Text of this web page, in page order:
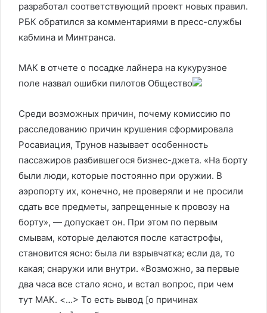
разработал соответствующий проект новых правил.
РБК обратился за комментариями в пресс-службы
кабмина и Минтранса.
МАК в отчете о посадке лайнера на кукурузное
поле назвал ошибки пилотов Общество
Среди возможных причин, почему комиссию по
расследованию причин крушения сформировала
Росавиация, Трунов называет особенность
пассажиров разбившегося бизнес-джета. «На борту
были люди, которые постоянно при оружии. В
аэропорту их, конечно, не проверяли и не просили
сдать все предметы, запрещенные к провозу на
борту», — допускает он. При этом по первым
смывам, которые делаются после катастрофы,
становится ясно: была ли взрывчатка; если да, то
какая; снаружи или внутри. «Возможно, за первые
два часа все стало ясно, и встал вопрос, при чем
тут МАК. <…> То есть вывод [о причинах